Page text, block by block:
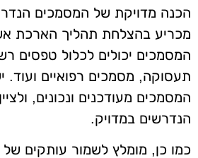
הכנה מדויקת של המסמכים
מכריע בהצלחת תהליך הארכת
המסמכים יכולים לכלול טפסים
תעסוקה, מסמכים רפואיים ועוד.
המסמכים מעודכנים ונכונים,
הנדרשים במדויק.
כמו כן, מומלץ לשמור עותקים